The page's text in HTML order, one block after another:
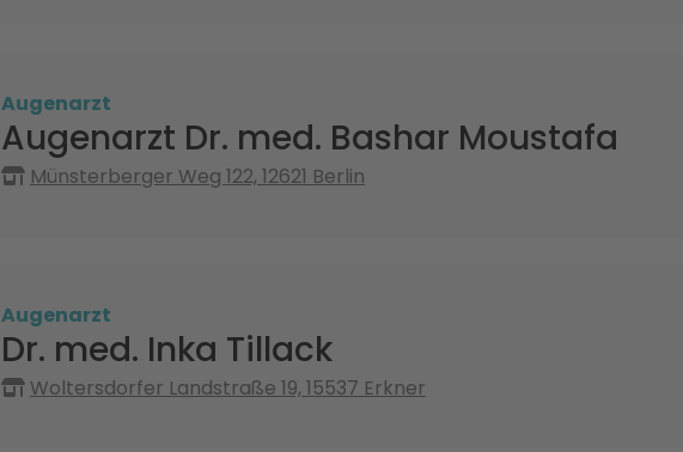
Augenarzt
Augenarzt Dr. med. Bashar Moustafa
Münsterberger Weg 122, 12621 Berlin
Augenarzt
Dr. med. Inka Tillack
Woltersdorfer Landstraße 19, 15537 Erkner